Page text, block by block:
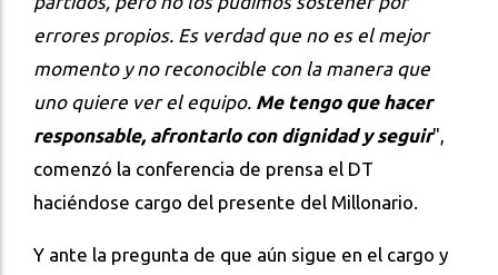
errores propios. Es verdad que no es el mejor
momento y no reconocible con la manera que
uno quiere ver el equipo. Me tengo que hacer
responsable, afrontarlo con dignidad y seguir",
comenzó la conferencia de prensa el DT
haciéndose cargo del presente del Millonario.
Y ante la pregunta de que aún sigue en el cargo y